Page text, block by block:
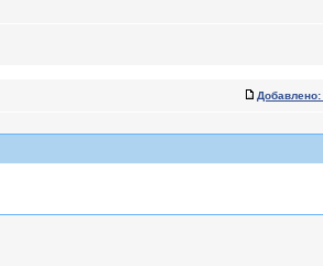
Добавлено: